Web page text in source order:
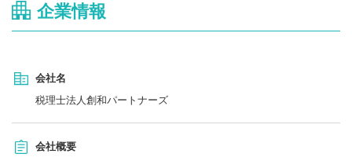
企業情報
会社名
税理士法人創和パートナーズ
会社概要